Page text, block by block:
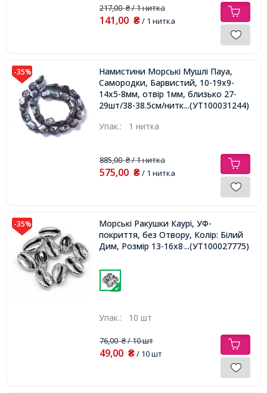
217,00₴/ 1 нитка
141,00 ₴/ 1 нитка
-35%
Намистини Морські Мушлі Пауа,
Самородки, Барвистий, 10-19х9-
14х5-8мм, отвір 1мм, близько 27-
29шт/38-38.5см/нитка,...(УТ100031244)
Упак.: 1 нитка
885,00₴/ 1 нитка
575,00 ₴/ 1 нитка
-35%
Морські Ракушки Каурі, УФ-
покриття, без Отвору, Колір: Білий
Дим, Розмір 13-16х8-11х5-6мм,
...(УТ100027775)
Упак.: 10 шт
76,00₴/ 10 шт
49,00 ₴/ 10 шт